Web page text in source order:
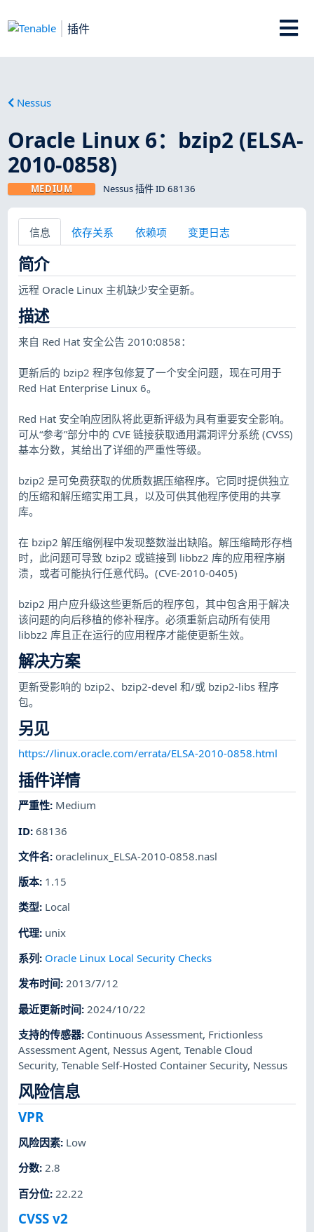
插件
Nessus
Oracle Linux 6：bzip2 (ELSA-
2010-0858)
MEDIUM Nessus 插件 ID 68136
信息 依存关系 依赖项 变更日志
简介
远程 Oracle Linux 主机缺少安全更新。
描述
来自 Red Hat 安全公告 2010:0858：
更新后的 bzip2 程序包修复了一个安全问题，现在可用于
Red Hat Enterprise Linux 6。
Red Hat 安全响应团队将此更新评级为具有重要安全影响。
可从“参考”部分中的 CVE 链接获取通用漏洞评分系统 (CVSS)
基本分数，其给出了详细的严重性等级。
bzip2 是可免费获取的优质数据压缩程序。它同时提供独立
的压缩和解压缩实用工具，以及可供其他程序使用的共享
库。
在 bzip2 解压缩例程中发现整数溢出缺陷。解压缩畸形存档
时，此问题可导致 bzip2 或链接到 libbz2 库的应用程序崩
溃，或者可能执行任意代码。(CVE-2010-0405)
bzip2 用户应升级这些更新后的程序包，其中包含用于解决
该问题的向后移植的修补程序。必须重新启动所有使用
libbz2 库且正在运行的应用程序才能使更新生效。
解决方案
更新受影响的 bzip2、bzip2-devel 和/或 bzip2-libs 程序
包。
另见
https://linux.oracle.com/errata/ELSA-2010-0858.html
插件详情
严重性: Medium
ID:68136
文件名: oraclelinux_ELSA-2010-0858.nasl
版本: 1.15
类型: Local
代理: unix
系列 : Oracle Linux Local Security Checks
发布时间:2013/7/12
最近更新时间: 2024/10/22
支持的传感器: Continuous Assessment, Frictionless
Assessment Agent, Nessus Agent,Tenable Cloud
Security,Tenable Self-Hosted Container Security, Nessus
风险信息
VPR
风险因素: Low
分数:2.8
百分位: 22.22
CVSS v2